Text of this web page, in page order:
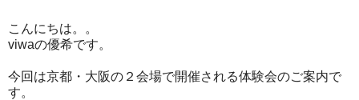
こんにちは。。
viwaの優希です。
今回は京都・大阪の２会場で開催される体験会のご案内で
す。